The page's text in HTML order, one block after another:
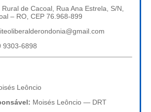
Rural de Cacoal, Rua Ana Estrela, S/N,
– RO, CEP 76.968-899
9303-6898
Leôncio
Moisés Leôncio — DRT